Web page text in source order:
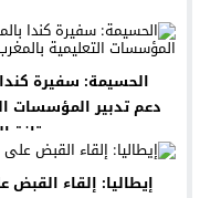
الحسيمة: سفيرة
دعم تدبير المؤسسات
تازة
إيطاليا: إلقاء